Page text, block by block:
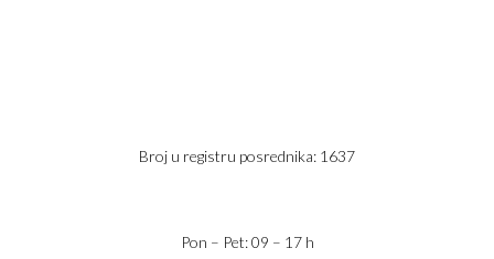
Broj u registru posrednika: 1637
Pon – Pet: 09 – 17 h